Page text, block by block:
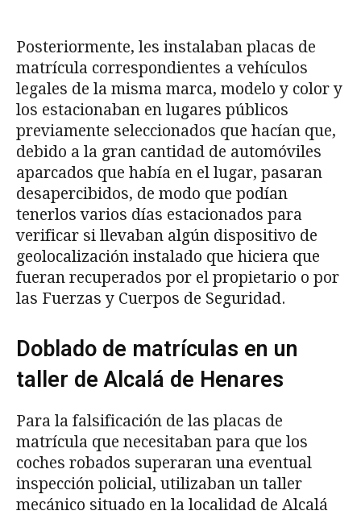
Posteriormente, les instalaban placas de
matrícula correspondientes a vehículos
legales de la misma marca, modelo y color y
los estacionaban en lugares públicos
previamente seleccionados que hacían que,
debido a la gran cantidad de automóviles
aparcados que había en el lugar, pasaran
desapercibidos, de modo que podían
tenerlos varios días estacionados para
verificar si llevaban algún dispositivo de
geolocalización instalado que hiciera que
fueran recuperados por el propietario o por
las Fuerzas y Cuerpos de Seguridad.
Doblado de matrículas en un
taller de Alcalá de Henares
Para la falsificación de las placas de
matrícula que necesitaban para que los
coches robados superaran una eventual
inspección policial, utilizaban un taller
mecánico situado en la localidad de Alcalá